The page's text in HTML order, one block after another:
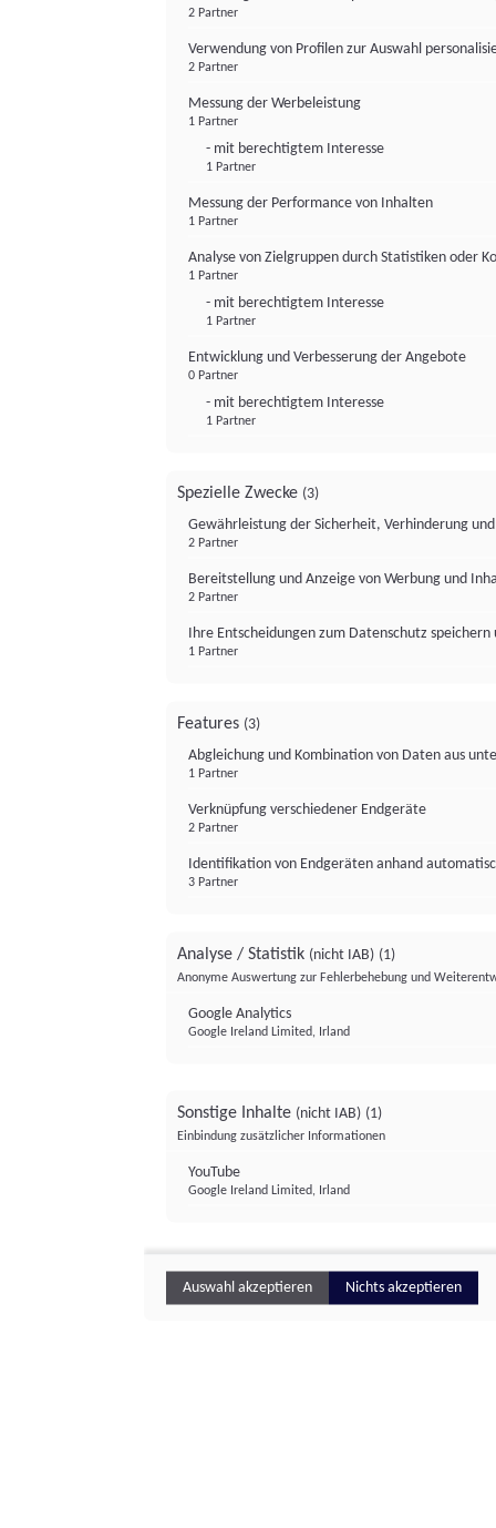
2 Partner
Verwendung von Profilen zur Auswahl
2 Partner
Messung der Werbeleistung
1 Partner
- mit berechtigtem Interesse
1 Partner
Messung der Performance von Inhalten
1 Partner
Analyse von Zielgruppen durch Statistiken oder
1 Partner
- mit berechtigtem Interesse
1 Partner
Entwicklung und Verbesserung der Angebote
0 Partner
- mit berechtigtem Interesse
1 Partner
Spezielle Zwecke (3)
Gewährleistung der Sicherheit, Verhinderung
2 Partner
Bereitstellung und Anzeige von Werbung und
2 Partner
Ihre Entscheidungen zum Datenschutz
1 Partner
Features (3)
Abgleichung und Kombination von Daten aus
1 Partner
Verknüpfung verschiedener Endgeräte
2 Partner
Identifikation von Endgeräten anhand
3 Partner
Analyse / Statistik (nicht IAB) (1)
Anonyme Auswertung zur Fehlerbehebung und
Google Analytics
Google Ireland Limited, Irland
Sonstige Inhalte (nicht IAB) (1)
Einbindung zusätzlicher Informationen
YouTube
Google Ireland Limited, Irland
Auswahl akzeptieren Nichts akzeptieren